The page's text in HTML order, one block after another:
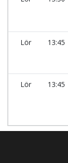
Lör 13:45
Lör 13:45